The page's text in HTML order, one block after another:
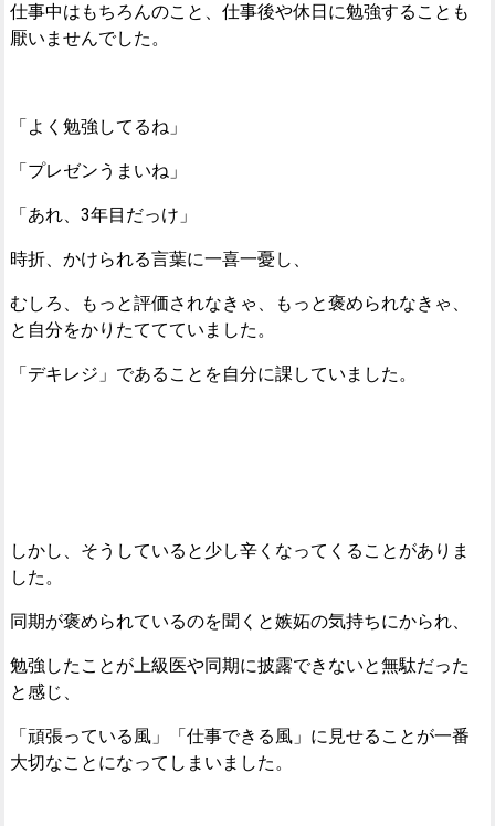
仕事中はもちろんのこと、仕事後や休日に勉強することも
厭いませんでした。
「よく勉強してるね」
「プレゼンうまいね」
「あれ、3年目だっけ」
時折、かけられる言葉に一喜一憂し、
むしろ、もっと評価されなきゃ、もっと褒められなきゃ、
と自分をかりたててていました。
「デキレジ」であることを自分に課していました。
しかし、そうしていると少し辛くなってくることがありま
した。
同期が褒められているのを聞くと嫉妬の気持ちにかられ、
勉強したことが上級医や同期に披露できないと無駄だった
と感じ、
「頑張っている風」「仕事できる風」に見せることが一番
大切なことになってしまいました。